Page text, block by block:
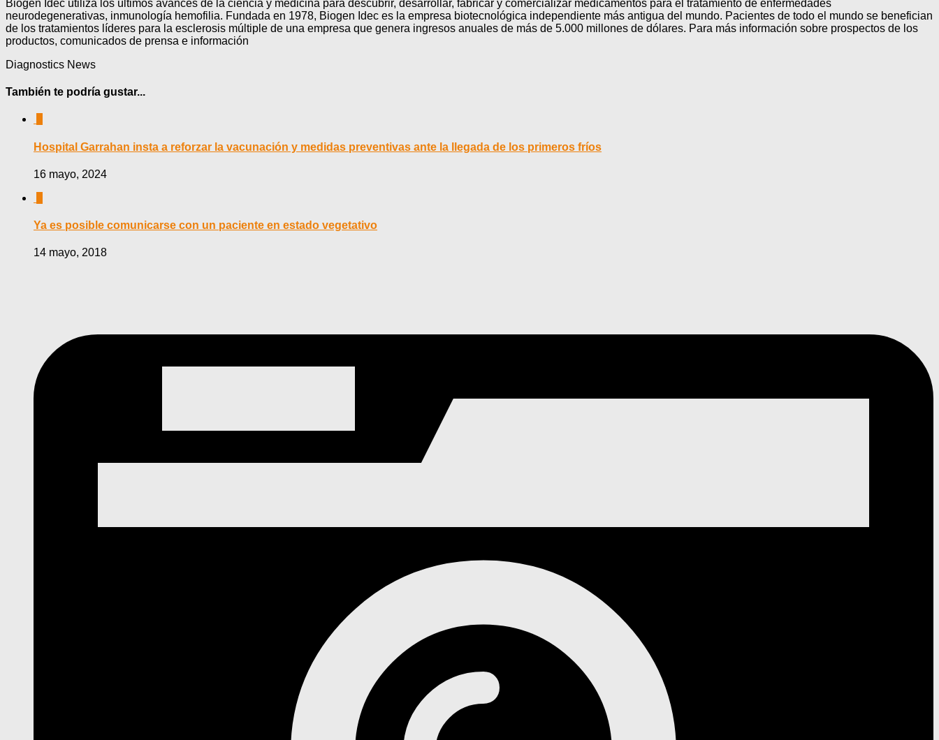
Biogen Idec utiliza los últimos avances de la ciencia y medicina para descubrir, desarrollar, fabricar y comercializar medicamentos para el tratamiento de enfermedades
neurodegenerativas, inmunología hemofilia. Fundada en 1978, Biogen Idec es la empresa biotecnológica independiente más antigua del mundo. Pacientes de todo el mundo se benefician
de los tratamientos líderes para la esclerosis múltiple de una empresa que genera ingresos anuales de más de 5.000 millones de dólares. Para más información sobre prospectos de los
productos, comunicados de prensa e información
Diagnostics News
También te podría gustar...
Hospital Garrahan insta a reforzar la vacunación y medidas preventivas ante la llegada de los primeros fríos
16 mayo, 2024
Ya es posible comunicarse con un paciente en estado vegetativo
14 mayo, 2018